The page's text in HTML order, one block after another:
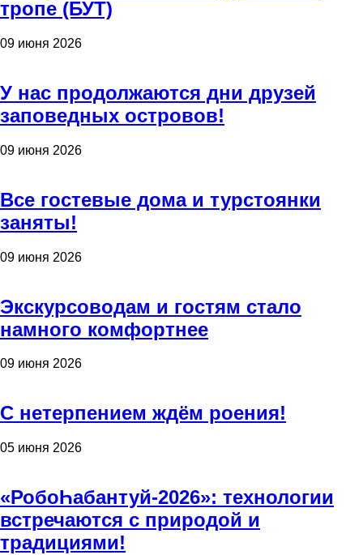
тропе (БУТ)
09 июня 2026
У нас продолжаются дни друзей
заповедных островов!
09 июня 2026
Все гостевые дома и турстоянки
заняты!
09 июня 2026
Экскурсоводам и гостям стало
намного комфортнее
09 июня 2026
С нетерпением ждём роения!
05 июня 2026
«РобоҺабантуй-2026»: технологии
встречаются с природой и
традициями!